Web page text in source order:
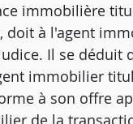
immobilière
doit à l'agent
Il se déduit
immobilier
à son offre
de la